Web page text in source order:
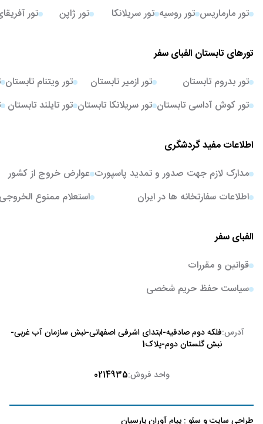
تور مارماریس تور روسیه تور سریلانکا
تور ژاپن
تور
تورهای تابستان الفبای سفر
تور بدروم تابستان
تور کوش آداسی تابستان
تور ازمیر تابستان
تور سریلانکا تابستان
تور ویتنام تابستان
تور تایلند تابستان
اطلاعات مفید گردشگری
مدارک لازم جهت صدور و تمدید پاسپورت
اطلاعات سفارتخانه ها در ایران
عوارض خروج از کشور
استعلام ممنوع
الفبای سفر
قوانین و مقررات
سیاست حفظ حریم شخصی
آدرس:فلکه دوم صادقیه-ابتدای اشرفی اصفهانی-نبش سازمان آب غربی-
نبش گلستان دوم-پلاک1
واحد فروش:0214935
طراحی سایتو سئو : پیام آوران پارسیان